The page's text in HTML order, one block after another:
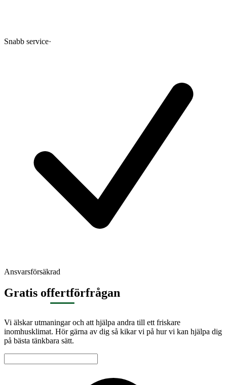
Snabb service·
Ansvarsförsäkrad
Gratis offertförfrågan
Vi älskar utmaningar och att hjälpa andra till ett friskare
inomhusklimat. Hör gärna av dig så kikar vi på hur vi kan hjälpa dig
på bästa tänkbara sätt.